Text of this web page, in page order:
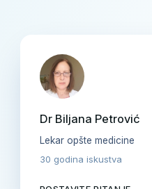
Dr Biljana Petrović
Lekar opšte medicine
30 godina iskustva